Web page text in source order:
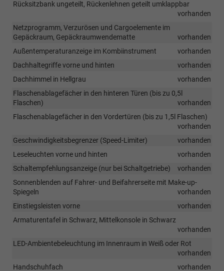
Rücksitzbank ungeteilt, Rückenlehnen geteilt umklappbar
vorhanden
Netzprogramm, Verzurösen und Cargoelemente im
Gepäckraum, Gepäckraumwendematte
vorhanden
Außentemperaturanzeige im Kombiinstrument
vorhanden
Dachhaltegriffe vorne und hinten
vorhanden
Dachhimmel in Hellgrau
vorhanden
Flaschenablagefächer in den hinteren Türen (bis zu 0,5l
Flaschen)
vorhanden
Flaschenablagefächer in den Vordertüren (bis zu 1,5l Flaschen)
vorhanden
Geschwindigkeitsbegrenzer (Speed-Limiter)
vorhanden
Leseleuchten vorne und hinten
vorhanden
Schaltempfehlungsanzeige (nur bei Schaltgetriebe)
vorhanden
Sonnenblenden auf Fahrer- und Beifahrerseite mit Make-up-
Spiegeln
vorhanden
Einstiegsleisten vorne
vorhanden
Armaturentafel in Schwarz, Mittelkonsole in Schwarz
vorhanden
LED-Ambientebeleuchtung im Innenraum in Weiß oder Rot
vorhanden
Handschuhfach
vorhanden